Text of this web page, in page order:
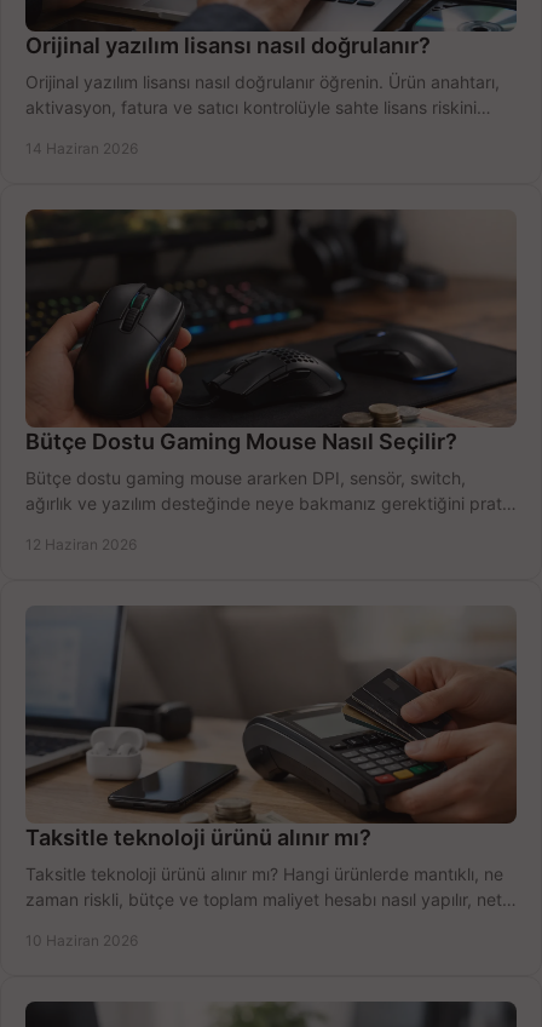
Orijinal yazılım lisansı nasıl doğrulanır?
Orijinal yazılım lisansı nasıl doğrulanır öğrenin. Ürün anahtarı,
aktivasyon, fatura ve satıcı kontrolüyle sahte lisans riskini
14 Haziran 2026
Bütçe Dostu Gaming Mouse Nasıl Seçilir?
Bütçe dostu gaming mouse ararken DPI, sensör, switch,
ağırlık ve yazılım desteğinde neye bakmanız gerektiğini pratik
12 Haziran 2026
Taksitle teknoloji ürünü alınır mı?
Taksitle teknoloji ürünü alınır mı? Hangi ürünlerde mantıklı, ne
zaman riskli, bütçe ve toplam maliyet hesabı nasıl yapılır, net
10 Haziran 2026